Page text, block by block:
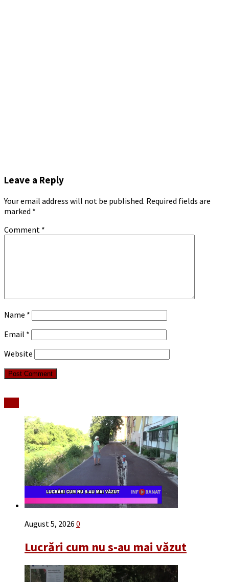
Leave a Reply
Your email address will not be published. Required fields are
marked *
Comment *
Name *
Email *
Website
August 5, 2026 0
Lucrări cum nu s-au mai văzut